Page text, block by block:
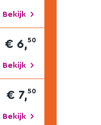
Bekijk
€ 6,50
Bekijk
€ 7,50
Bekijk